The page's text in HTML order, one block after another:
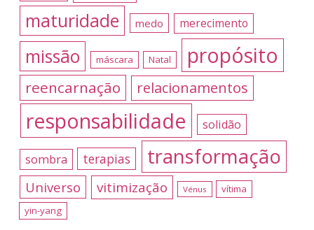
maturidade medo merecimento
missão máscara Natal propósito
reencarnação relacionamentos
responsabilidade solidão
sombra terapias transformação
Universo vitimização Vénus
vítima
yin-yang